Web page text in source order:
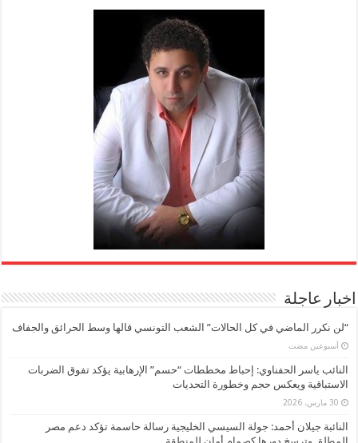
اخبار عاجلة
“لن نكرر الماضي في كل الحالات” الشعب التونسي قالها وسط الحرائق والجفاف
‏أسبوعين مضت
النائب ياسر الحفناوي: إحباط مخططات “حسم” الإرهابية يؤكد تفوق الضربات
الاستباقية ويعكس حجم وخطورة التحديات
30 مارس، 2026
النائبة جيلان أحمد: جولة السيسي الخليجية رسالة حاسمة تؤكد دعم مصر